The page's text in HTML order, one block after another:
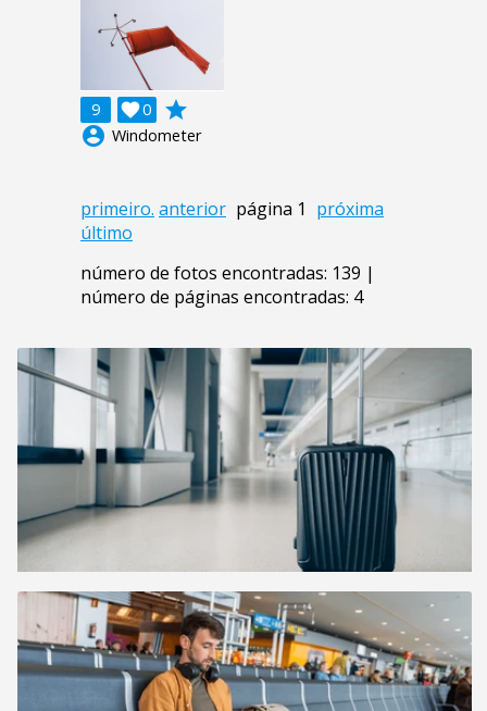
9 0

grade
account_circle Windometer
primeiro. anterior página 1 próxima
último
número de fotos encontradas: 139 |
número de páginas encontradas: 4